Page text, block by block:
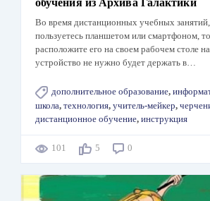
обучения из Архива Галактики
Во время дистанционных учебных
пользуетесь планшетом или смартфоном,
расположите его на своем рабочем столе
устройство не нужно будет держать в…
дополнительное образование,
школа, технология, учитель-мейкер,
дистанционное обучение, инструкция
101 5 0